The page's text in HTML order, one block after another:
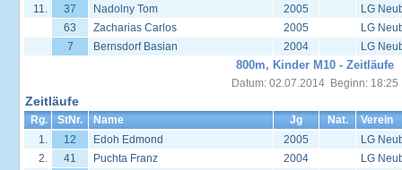
11.
37 Nadolny Tom 2005
LG
63
Zacharias Carlos 2005
LG
7
Bernsdorf Basian 2004 LG
800m, Kinder M10 - Zeitläufe
Datum: 02.07.2014 Beginn: 18:25
Zeitläufe
Rg. StNr. Name Jg Nat.
Verein
1.
12 Edoh Edmond 2005
LG
2.
41 Puchta Franz 2004
LG